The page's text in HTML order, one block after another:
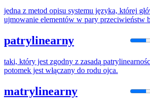
jedna z metod opisu systemu języka, której
ujmowanie elementów w pary przeciwieństw
patrylinearny
taki, który jest zgodny z zasadą
potomek jest włączany do rodu ojca.
matrylinearny